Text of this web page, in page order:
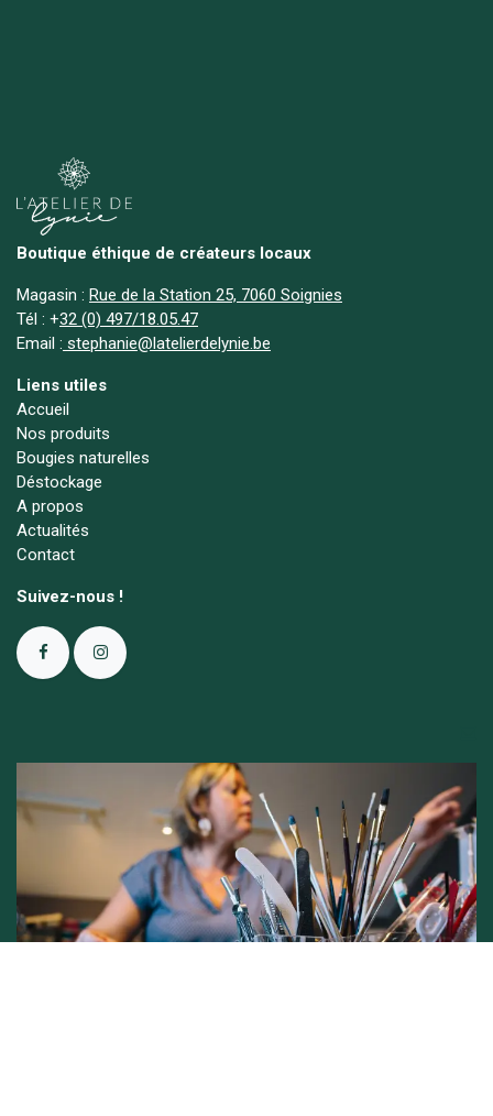
Boutique éthique de créateurs locaux
Magasin : Rue de la Station 25, 7060 Soignies
Tél : +32 (0) 497/18.05.47
Email : stephanie@latelierdelynie.be
Liens utiles
Accueil
Nos produits
Bougies naturelles
Déstockage
A propos
Actualités
Contact
Suivez-nous !